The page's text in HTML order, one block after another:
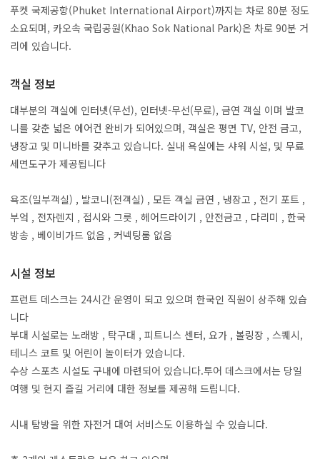
푸켓 국제공항(Phuket International Airport)까지는 차로 80분 정도
소요되며, 카오속 국립공원(Khao Sok National Park)은 차로 90분 거
리에 있습니다.
객실 정보
대부분의 객실에 인터넷(무선), 인터넷-무선(무료), 금연 객실 이며 발코
니를 갖춘 넓은 에어컨 완비가 되어있으며, 객실은 평면 TV, 안전 금고,
냉장고 및 미니바를 갖추고 있습니다. 실내 욕실에는 샤워 시설, 및 무료
세면도구가 제공됩니다
욕조(일부객실) , 발코니(전객실) , 모든 객실 금연 , 냉장고 , 전기 포트 ,
부엌 , 전자렌지 , 접시와 그릇 , 헤어드라이기 , 안전금고 , 다리미 , 한국
방송 , 베이비가드 없음 , 커넥팅룸 없음
시설 정보
프런트 데스크는 24시간 운영이 되고 있으며 한국인 직원이 상주해 있습
니다
부대 시설로는 노래방 , 탁구대 , 피트니스 센터, 요가 , 볼링장 , 스퀘시,
테니스 코트 및 어린이 놀이터가 있습니다.
수상 스포츠 시설도 구내에 마련되어 있습니다.투어 데스크에서는 당일
여행 및 현지 즐길 거리에 대한 정보를 제공해 드립니다.
시내 탐방을 위한 자전거 대여 서비스도 이용하실 수 있습니다.